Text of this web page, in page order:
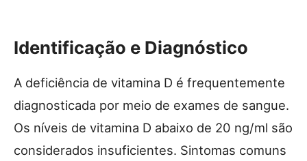
Identificação e Diagnóstico
A deficiência de vitamina D é frequentemente
diagnosticada por meio de exames de sangue.
Os níveis de vitamina D abaixo de 20 ng/ml são
considerados insuficientes. Sintomas comuns